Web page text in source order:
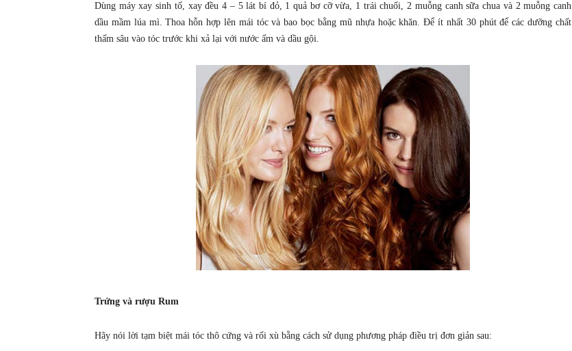
Dùng máy xay sinh tố, xay đều 4 – 5 lát bí đỏ, 1 quả bơ cỡ vừa, 1 trái chuối, 2 muỗng canh sữa chua và 2 muỗng canh
dầu mầm lúa mì. Thoa hỗn hợp lên mái tóc và bao bọc bằng mũ nhựa hoặc khăn. Để ít nhất 30 phút để các dưỡng chất
thấm sâu vào tóc trước khi xả lại với nước ấm và dầu gội.
Trứng và rượu Rum
Hãy nói lời tạm biệt mái tóc thô cứng và rối xù bằng cách sử dụng phương pháp điều trị đơn giản sau: